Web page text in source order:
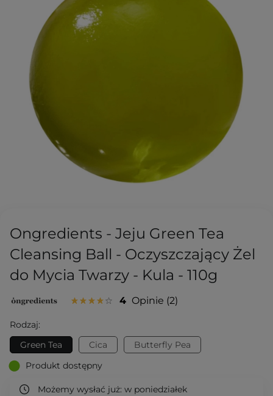
Ongredients - Jeju Green Tea
Cleansing Ball - Oczyszczający Żel
do Mycia Twarzy - Kula - 110g
4 Opinie 2
Rodzaj:
Green Tea
Cica
Butterfly Pea
Produkt dostępny
Możemy wysłać już: w poniedziałek